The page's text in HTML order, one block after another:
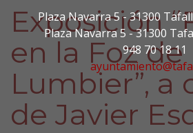
Plaza Navarra 5 - 31300
Plaza Navarra 5 - 31300
948 70 18 11
Exposición
en la Foz de
Lumbier”, a
de Javier